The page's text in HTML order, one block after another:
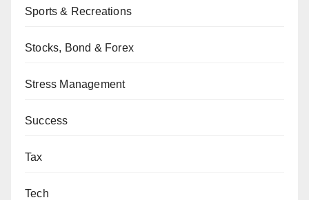
Sports & Recreations
Stocks, Bond & Forex
Stress Management
Success
Tax
Tech